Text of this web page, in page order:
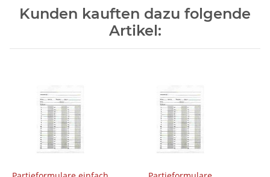
Kunden kauften dazu folgende
Artikel: